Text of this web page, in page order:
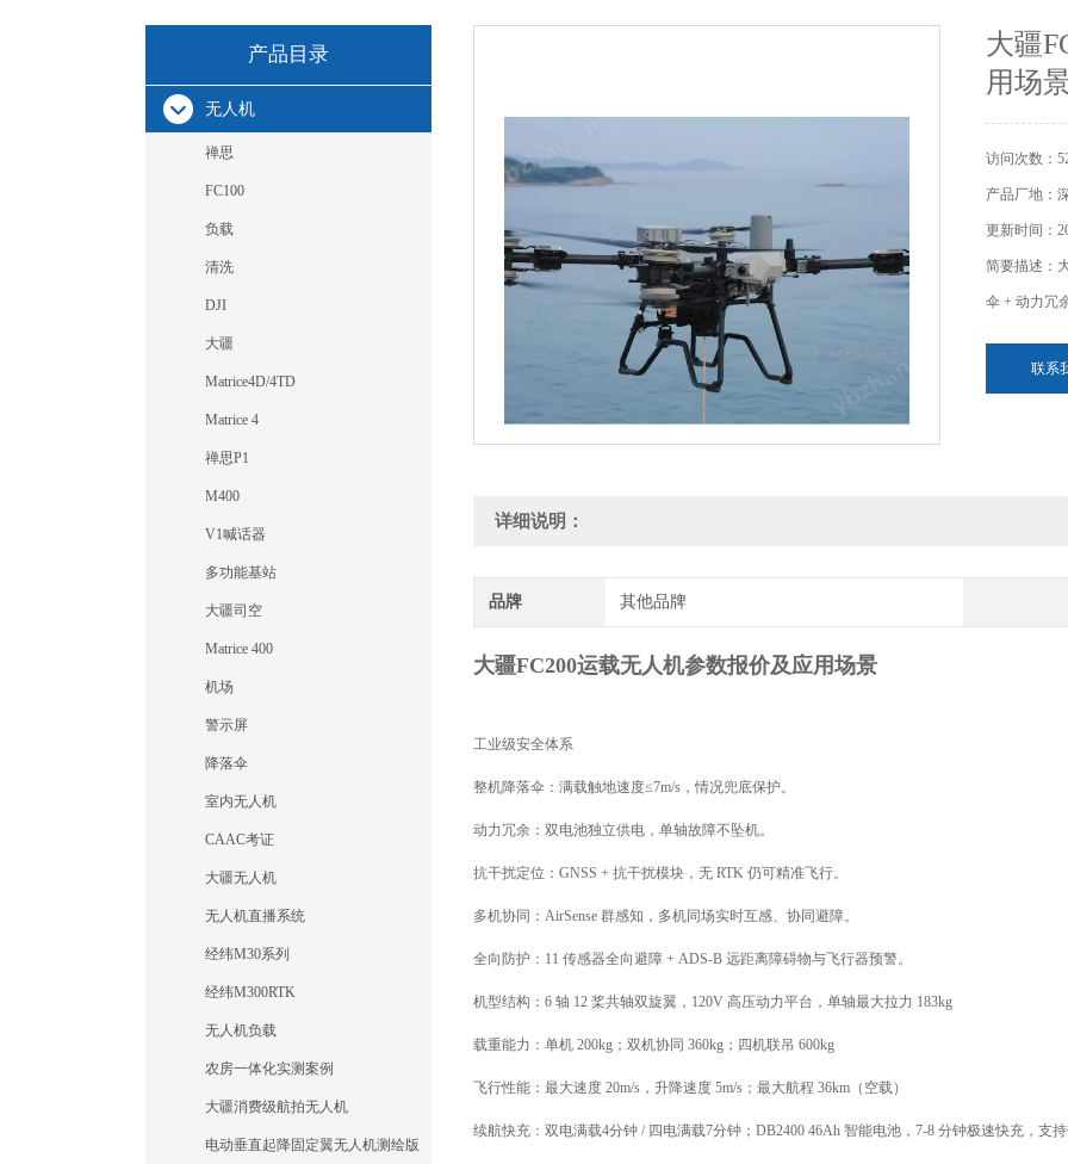
产品目录
无人机
禅思
FC100
负载
清洗
DJI
大疆
Matrice4D/4TD
Matrice 4
禅思P1
M400
V1喊话器
多功能基站
大疆司空
Matrice 400
机场
警示屏
降落伞
室内无人机
CAAC考证
大疆无人机
无人机直播系统
经纬M30系列
经纬M300RTK
无人机负载
农房一体化实测案例
大疆消费级航拍无人机
电动垂直起降固定翼无人机测绘版
大疆
用场
访问次数：
产品厂地：
更新时间：
简要描述：
伞 + 动力冗
联系
详细说明：
品牌 其他品牌
大疆FC200运载无人机参数报价及应用场景
工业级安全体系
整机降落伞：满载触地速度≤7m/s，情况兜底保护。
动力冗余：双电池独立供电，单轴故障不坠机。
抗干扰定位：GNSS + 抗干扰模块，无 RTK 仍可精准飞行。
多机协同：AirSense 群感知，多机同场实时互感、协同避障。
全向防护：11 传感器全向避障 + ADS-B 远距离障碍物与飞行器预警。
机型结构：6 轴 12 桨共轴双旋翼，120V 高压动力平台，单轴最大拉力 183kg
载重能力：单机 200kg；双机协同 360kg；四机联吊 600kg
飞行性能：最大速度 20m/s，升降速度 5m/s；最大航程 36km（空载）
续航快充：双电满载4分钟 / 四电满载7分钟；DB2400 46Ah 智能电池，7-8 分钟极速快充，支